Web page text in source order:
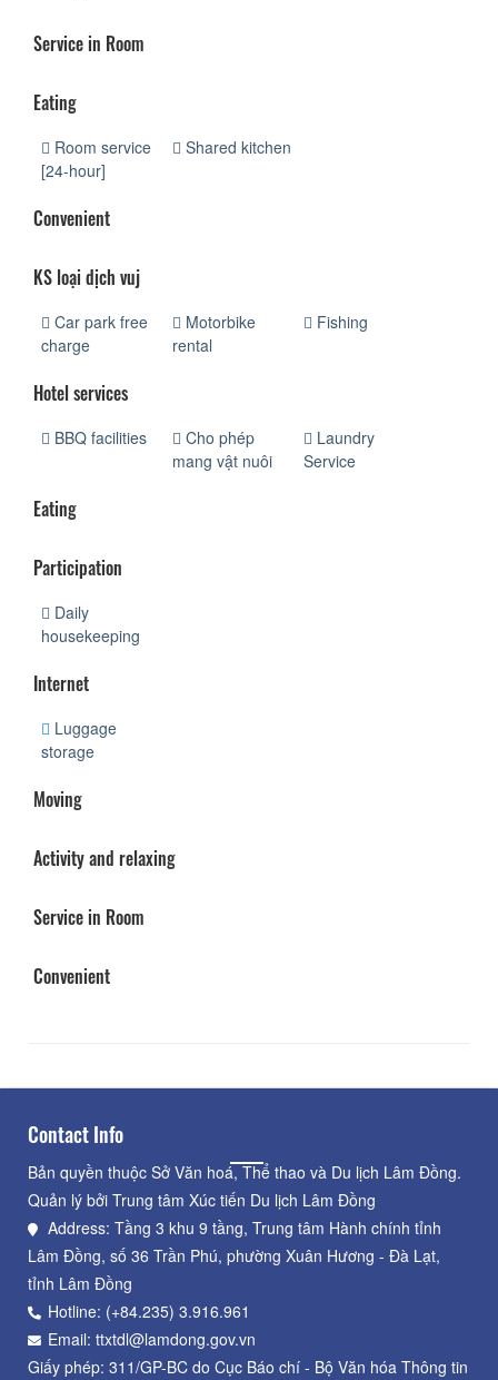
Service in Room
Eating
Room service
[24-hour]
Shared kitchen
Convenient
KS loại dịch vuj
Car park free
charge
Motorbike
rental
Fishing
Hotel services
BBQ facilities
Cho phép
mang vật nuôi
Laundry
Service
Eating
Participation
Daily
housekeeping
Internet
Luggage
storage
Moving
Activity and relaxing
Service in Room
Convenient
Contact Info
Bản quyền thuộc Sở Văn hoá, Thể thao và Du lịch Lâm Đồng.
Quản lý bởi Trung tâm Xúc tiến Du lịch Lâm Đồng
Address: Tầng 3 khu 9 tầng, Trung tâm Hành chính tỉnh
Lâm Đồng, số 36 Trần Phú, phường Xuân Hương - Đà Lạt,
tỉnh Lâm Đồng
Hotline: (+84.235) 3.916.961
Email: ttxtdl@lamdong.gov.vn
Giấy phép: 311/GP-BC do Cục Báo chí - Bộ Văn hóa Thông tin